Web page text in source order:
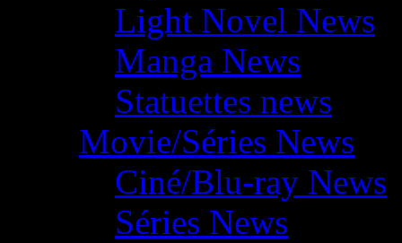
Light Novel News
Manga News
Statuettes news
Movie/Séries News
Ciné/Blu-ray News
Séries News